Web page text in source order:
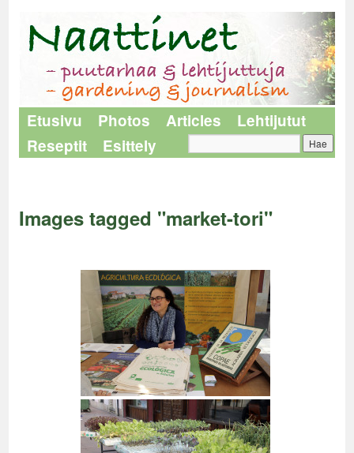
Etusivu Photos Articles
Lehtijutut
Reseptit
Esittely
Images tagged "market-tori"